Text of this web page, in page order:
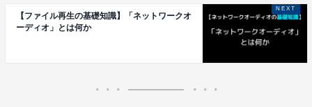
【ファイル再生の基礎知識】「ネットワークオ
ーディオ」とは何か